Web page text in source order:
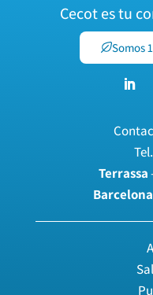
Cecot es tu
Somos
Terrassa
Barcelona